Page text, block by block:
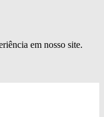
em nosso site.